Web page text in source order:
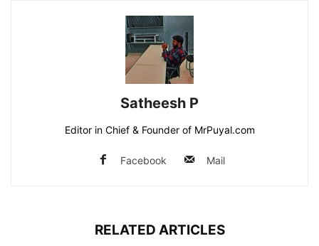
Satheesh P
Editor in Chief & Founder of MrPuyal.com
Facebook Mail
RELATED ARTICLES